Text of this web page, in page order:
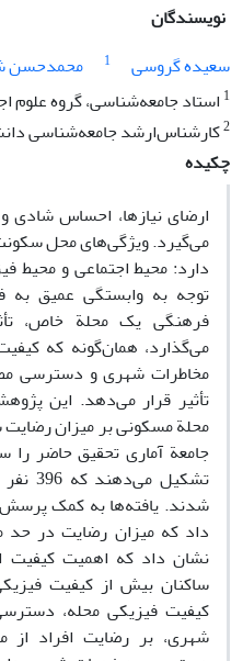
نویسندگان
سعیده گروسی
1 محمدحسن
1 استاد جامعه‌شناسی، گروه علوم
2کارشناس‌ارشد جامعه‌شناسی
چکیده
ارضای نیازها، احساس
می‌گیرد. ویژگی‌های محل
دارد: محیط اجتماعی و محیط
توجه به وابستگی عمیق به
فرهنگی یک محلة خاص،
می‌گذارد، همان‌گونه که
مخاطرات شهری و دسترسی
تأثیر قرار می‌دهد. این
محلة مسکونی بر میزان رضایت
شدند. یافته‌ها به کمک
داد که میزان رضایت در حد
نشان داد که اهمیت کیفیت
ساکنان بیش از کیفیت
کیفیت فیزیکی محله،
شهری، بر رضایت افراد از